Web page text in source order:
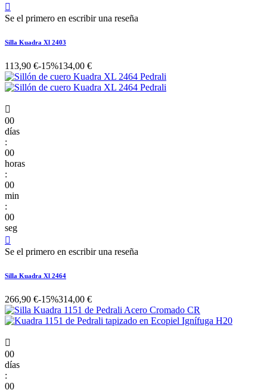

Se el primero en escribir una reseña
Silla Kuadra Xl 2403
113,90 €-15%134,00 €

00
días
:
00
horas
:
00
min
:
00
seg

Se el primero en escribir una reseña
Silla Kuadra Xl 2464
266,90 €-15%314,00 €

00
días
:
00